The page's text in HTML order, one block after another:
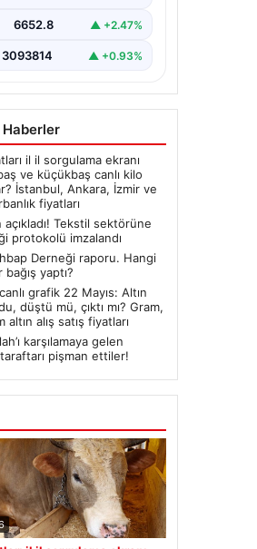
6652.8 ▲ +2.47%
3093814 ▲ +0.93%
Haberler
il il sorgulama ekranı
ve küçükbaş canlı kilo
İstanbul, Ankara, İzmir ve
fiyatları
açıkladı! Tekstil sektörüne
protokolü imzalandı
Derneği raporu. Hangi
yaptı?
grafik 22 Mayıs: Altın
düştü mü, çıktı mı? Gram,
alış satış fiyatları
karşılamaya gelen
pişman ettiler!